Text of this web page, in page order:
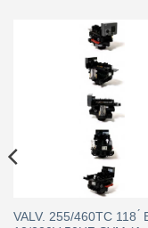
VALV. 255/460TC 118